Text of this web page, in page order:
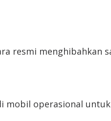
resmi
mobil operasional